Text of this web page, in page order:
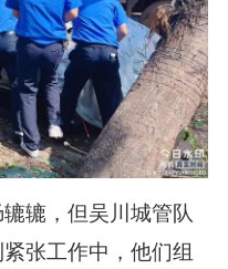
辘，但吴川城管队
张工作中，他们组